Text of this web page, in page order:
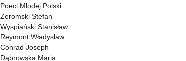
Poeci Młodej Polski
Żeromski Stefan
Wyspiański Stanisław
Reymont Władysław
Conrad Joseph
Dąbrowska Maria